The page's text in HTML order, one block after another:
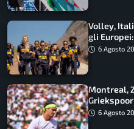
Volley,
gli
tifosi
6 Agosto
Montreal,
Griekspoor
6 Agosto